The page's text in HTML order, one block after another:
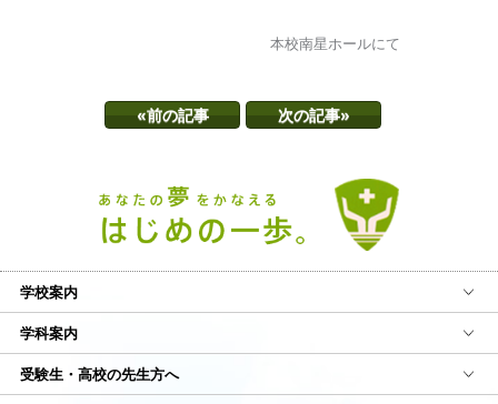
本校南星ホールにて
«前の記事 次の記事»
学校案内
学科案内
受験生・高校の先生方へ